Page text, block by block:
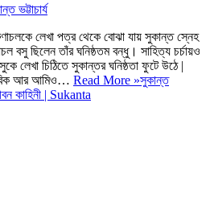
ভট্টাচার্য
লেখা পত্র থেকে বোঝা যায় সুকান্ত স্নেহ
বসু ছিলেন তাঁর ঘনিষ্ঠতম বন্ধু। সাহিত্য চর্চায়ও
লেখা চিঠিতে সুকান্তর ঘনিষ্ঠতা ফুটে উঠে |
আর আমিও… Read More »সুকান্ত
কাহিনী | Sukanta